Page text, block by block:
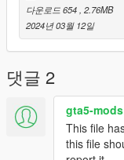
다운로드 654, 2.76MB
2024년 03월 12일
댓글 2
gta5-mods
This file
this file